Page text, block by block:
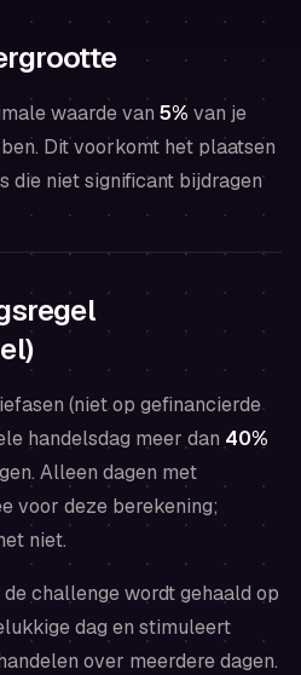
waarde van 5% van je
Dit voorkomt het plaatsen
die niet significant bijdragen
(niet op gefinancierde
handelsdag meer dan 40%
Alleen dagen met
voor deze berekening;
niet.
challenge wordt gehaald op
dag en stimuleert
over meerdere dagen.